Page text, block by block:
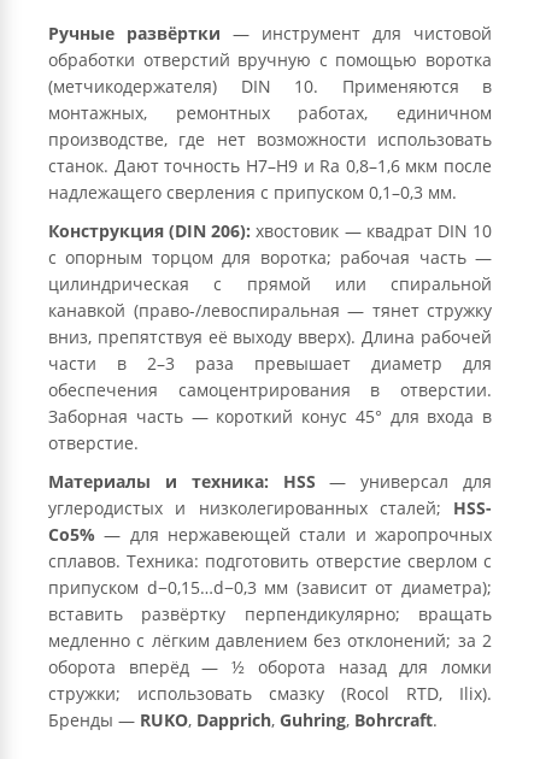
Ручные развёртки — инструмент для чистовой
обработки отверстий вручную с помощью воротка
(метчикодержателя) DIN 10. Применяются в
монтажных, ремонтных работах, единичном
производстве, где нет возможности использовать
станок. Дают точность H7–H9 и Ra 0,8–1,6 мкм после
надлежащего сверления с припуском 0,1–0,3 мм.
Конструкция (DIN 206): хвостовик — квадрат DIN 10
с опорным торцом для воротка; рабочая часть —
цилиндрическая с прямой или спиральной
канавкой (право-/левоспиральная — тянет стружку
вниз, препятствуя её выходу вверх). Длина рабочей
части в 2–3 раза превышает диаметр для
обеспечения самоцентрирования в отверстии.
Заборная часть — короткий конус 45° для входа в
отверстие.
Материалы и техника:
HSS — универсал для
углеродистых и низколегированных сталей; HSS-
Co5% — для нержавеющей стали и жаропрочных
сплавов. Техника: подготовить отверстие сверлом с
припуском d−0,15…d−0,3 мм (зависит от диаметра);
вставить развёртку перпендикулярно; вращать
медленно с лёгким давлением без отклонений; за 2
оборота вперёд — ½ оборота назад для ломки
стружки; использовать смазку (Rocol RTD, Ilix).
Бренды — RUKO, Dapprich, Guhring, Bohrcraft.